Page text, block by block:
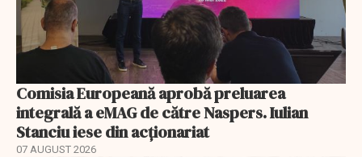
Comisia Europeană aprobă preluarea
integrală a eMAG de către Naspers. Iulian
Stanciu iese din acționariat
07 AUGUST 2026